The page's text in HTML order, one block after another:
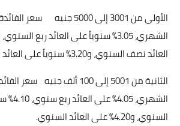
الأولي من 3001 إلى 5000 جنيه
العائد نصف السنوي، و3.20% سنوياً على العائد السنوي
الثانية من 5001 إلى 100 ألف جنيه
السنوي، و4.20% على العائد السنوي.